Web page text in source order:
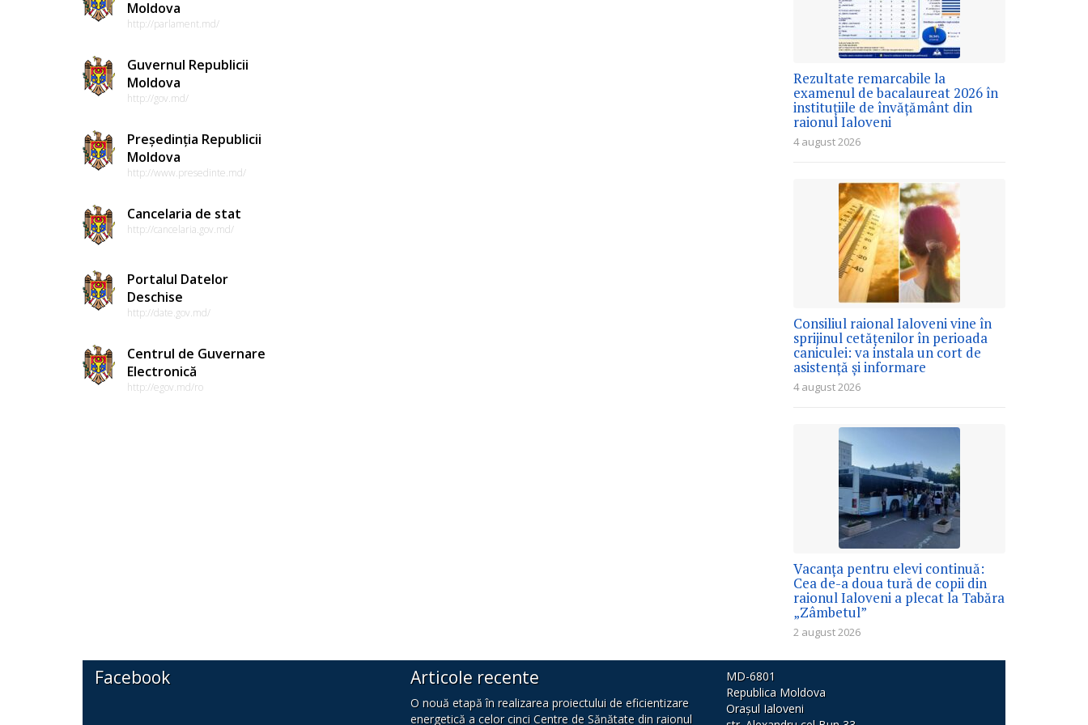
Moldova
http://parlament.md/
Guvernul Republicii
Moldova
http://gov.md/
Președinția Republicii
Moldova
http://www.presedinte.md/
Cancelaria de stat
http://cancelaria.gov.md/
Portalul Datelor
Deschise
http://date.gov.md/
Centrul de Guvernare
Electronică
http://egov.md/ro
Rezultate remarcabile la
examenul de bacalaureat 2026 în
instituțiile de învățământ din
raionul Ialoveni
4 august 2026
Consiliul raional Ialoveni vine în
sprijinul cetățenilor în perioada
caniculei: va instala un cort de
asistență și informare
4 august 2026
Vacanța pentru elevi continuă:
Cea de-a doua tură de copii din
raionul Ialoveni a plecat la Tabăra
„Zâmbetul”
2 august 2026
Facebook Articole recente
O nouă etapă în realizarea proiectului de eficientizare
energetică a celor cinci Centre de Sănătate din raionul
MD-6801
Republica Moldova
Orașul Ialoveni